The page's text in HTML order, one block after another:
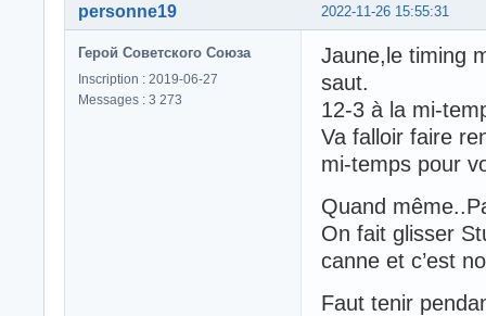
2022-11-26 15:55:31
personne19
Герой Советского Союза
Inscription : 2019-06-27
Messages : 3 273
Jaune,le timing
saut.
12-3 à la mi-
Va falloir faire
mi-temps pour
Quand
On fait glisser
canne et c’est
Faut tenir